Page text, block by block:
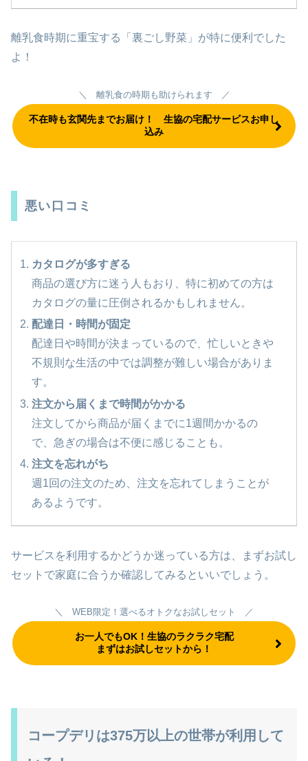
離乳食時期に重宝する「裏ごし野菜」が特に便利でした
よ！
＼ 離乳食の時期も助けられます ／
不在時も玄関先までお届け！ 生協の宅配サービスお申し
込み
悪い口コミ
カタログが多すぎる
商品の選び方に迷う人もおり、特に初めての方は
カタログの量に圧倒されるかもしれません。
配達日・時間が固定
配達日や時間が決まっているので、忙しいときや
不規則な生活の中では調整が難しい場合がありま
す。
注文から届くまで時間がかかる
注文してから商品が届くまでに1週間かかるの
で、急ぎの場合は不便に感じることも。
注文を忘れがち
週1回の注文のため、注文を忘れてしまうことが
あるようです。
サービスを利用するかどうか迷っている方は、まずお試し
セットで家庭に合うか確認してみるといいでしょう。
＼ WEB限定！選べるオトクなお試しセット ／
お一人でもOK！生協のラクラク宅配
まずはお試しセットから！
コープデリは375万以上の世帯が利用して